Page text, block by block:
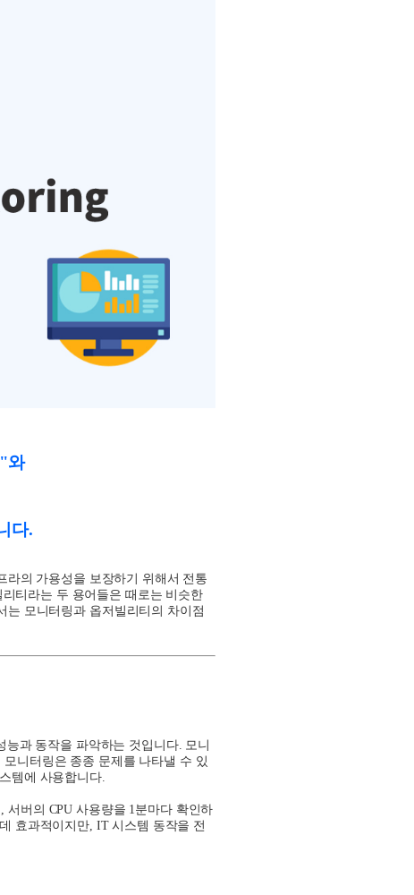
와
다.
의 가용성을 보장하기 위해서 전통
티라는 두 용어들은 때로는 비슷한
는 모니터링과 옵저빌리티의 차이점
능과 동작을 파악하는 것입니다. 모니
모니터링은 종종 문제를 나타낼 수 있
템에 사용합니다.
,서버의 CPU 사용량을 1분마다 확인하
효과적이지만, IT시스템 동작을 전